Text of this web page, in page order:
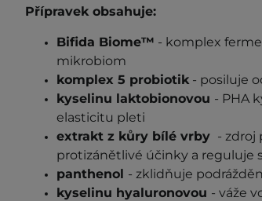
Přípravek obsahuje:
Bifida Biome™ - komplex
mikrobiom
komplex 5 probiotik - posiluje
kyselinu laktobionovou - PHA
elasticitu pleti
extrakt z kůry bílé vrby - zdroj
protizánětlivé účinky a reguluje
panthenol - zklidňuje
kyselinu hyaluronovou - váže